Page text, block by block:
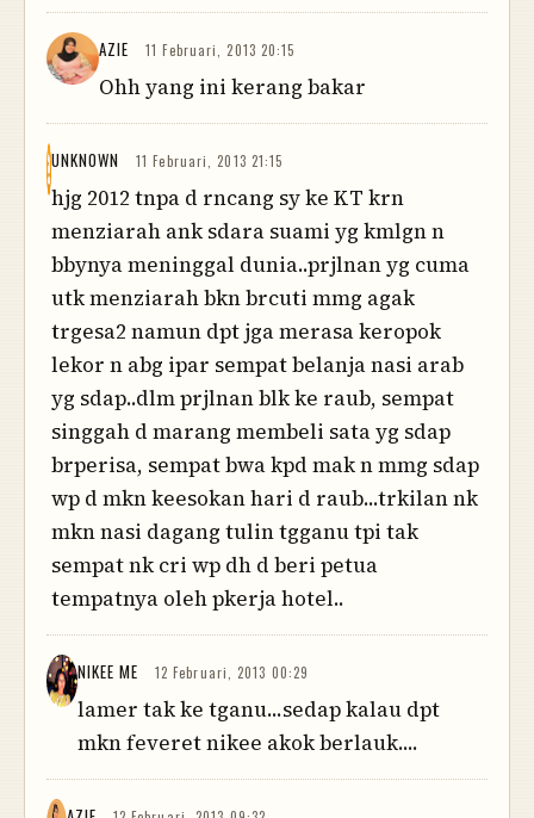
AZIE 11 Februari, 2013 20:15
Ohh yang ini kerang bakar
UNKNOWN 11 Februari, 2013 21:15
hjg 2012 tnpa d rncang sy ke KT krn
menziarah ank sdara suami yg kmlgn n
bbynya meninggal dunia..prjlnan yg cuma
utk menziarah bkn brcuti mmg agak
trgesa2 namun dpt jga merasa keropok
lekor n abg ipar sempat belanja nasi arab
yg sdap..dlm prjlnan blk ke raub, sempat
singgah d marang membeli sata yg sdap
brperisa, sempat bwa kpd mak n mmg sdap
wp d mkn keesokan hari d raub...trkilan nk
mkn nasi dagang tulin tgganu tpi tak
sempat nk cri wp dh d beri petua
tempatnya oleh pkerja hotel..
NIKEE ME 12 Februari, 2013 00:29
lamer tak ke tganu...sedap kalau dpt
mkn feveret nikee akok berlauk....